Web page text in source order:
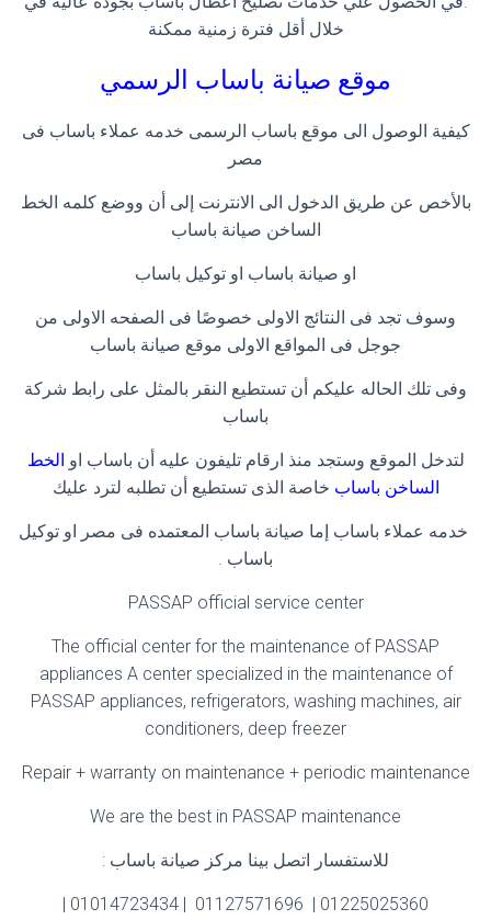
خلال أقل فترة زمنية ممكنة
موقع صيانة باساب الرسمي
كيفية الوصول الى موقع باساب الرسمى خدمه عملاء باساب فى
مصر
بالأخص عن طريق الدخول الى الانترنت إلى أن ووضع كلمه الخط
الساخن صيانة باساب
او صيانة باساب او توكيل باساب
وسوف تجد فى النتائج الاولى خصوصًا فى الصفحه الاولى من
جوجل فى المواقع الاولى موقع صيانة باساب
وفى تلك الحاله عليكم أن تستطيع النقر بالمثل على رابط شركة
باساب
لتدخل الموقع وستجد منذ ارقام تليفون عليه أن باساب او الخط
الساخن باساب خاصة الذى تستطيع أن تطلبه لترد عليك
خدمه عملاء باساب إما صيانة باساب المعتمده فى مصر او توكيل
باساب .
PASSAP official service center
The official center for the maintenance of PASSAP
appliances A center specialized in the maintenance of
PASSAP appliances, refrigerators, washing machines, air
conditioners, deep freezer
Repair + warranty on maintenance + periodic maintenance
We are the best in PASSAP maintenance
للاستفسار اتصل بينا مركز صيانة باساب :
01225025360 | 01127571696 | 01014723434 |